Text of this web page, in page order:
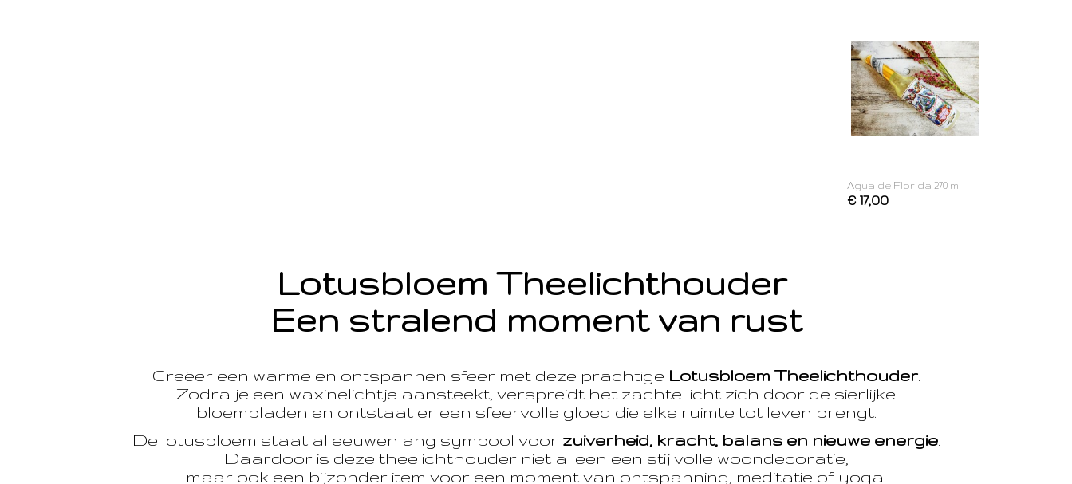
Agua de Florida 270 ml
€ 17,00
Lotusbloem Theelichthouder
Een stralend moment van rust
Creëer een warme en ontspannen sfeer met deze prachtige Lotusbloem Theelichthouder.
Zodra je een waxinelichtje aansteekt, verspreidt het zachte licht zich door de sierlijke
bloembladen en ontstaat er een sfeervolle gloed die elke ruimte tot leven brengt.
De lotusbloem staat al eeuwenlang symbool voor zuiverheid, kracht, balans en nieuwe energie.
Daardoor is deze theelichthouder niet alleen een stijlvolle woondecoratie,
maar ook een bijzonder item voor een moment van ontspanning, meditatie of yoga.